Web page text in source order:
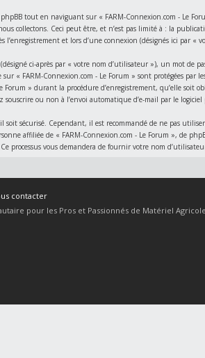
tout en naviguant sur « FARM-Connexion.com - Le
collectons. Ceci peut être, et n’est pas limité à : la
l’enregistrement et lors d’une connexion (désignés ici par «
ci-après par « votre nom d’utilisateur »), un mot de
« FARM-Connexion.com - Le Forum » sont protégées
Forum » durant la procédure d’enregistrement, qu’elle
ou non à l’envoi automatique d’e-mail par le logiciel
soit sécurisé. Cependant, il est recommandé de ne pas
affiliée de « FARM-Connexion.com - Le Forum », de
processus vous demandera de fournir votre nom
contacter
pour les Pros et Passionnés de Matériel Agricole